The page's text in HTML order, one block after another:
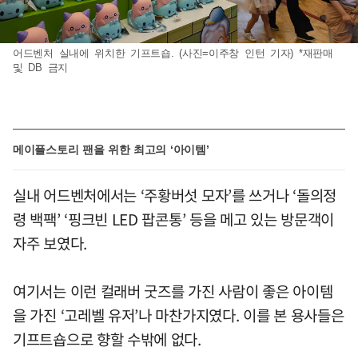
어드벤처 실내에 위치한 기프트숍. (사진=이주창 인턴 기자) *재판매
및 DB 금지
메이플스토리 팬을 위한 최고의 ‘아이템’
실내 어드벤처에서는 ‘주황버섯 모자’를 쓰거나 ‘돌의정
령 백팩’ ‘핑크빈 LED 팝콘통’ 등을 메고 있는 방문객이
자주 보였다.
여기서는 이런 컬래버 굿즈를 가진 사람이 좋은 아이템
을 가진 ‘고레벨 유저’나 마찬가지였다. 이를 본 용사들은
기프트숍으로 향할 수밖에 없다.